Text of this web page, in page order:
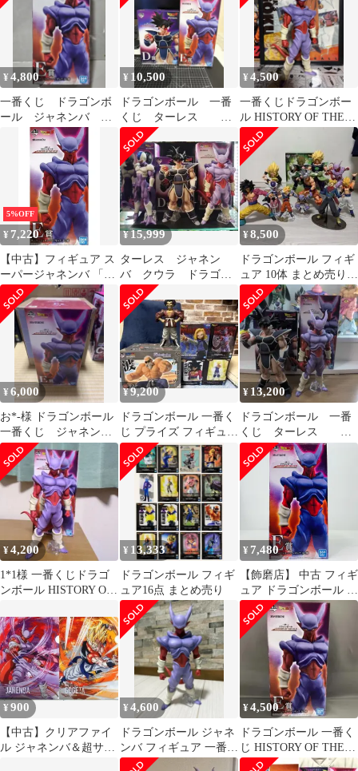
ャネンバ MASTERLISE
フィギュア / DRAGON
BALL BANDAI バンダ
ー ピッコロ大魔王
孫悟空 ゴクウブラッ
ク ジャネンバ サタ
ン クリリン 他
（ME28-4903）
¥4,800
一番くじ ドラゴンボ
ール ジャネンバ フ
ィギュア
¥ 10,500
ドラゴンボール 一番
くじ ターレス D
賞 ジャネンバ E
賞 フィギュア セッ
ト
¥4,500
一番くじドラゴンボー
ル HISTORY OF THE
FILM E賞 ジャネンバ
5%OFF
¥ 7,220
【中古】フィギュア ス
ーパージャネンバ 「一
番くじ ドラゴンボール
HISTORY OF THE
FILM」 E賞 フィギュ
¥15,999
ターレス ジャネン
バ クウラ ドラゴン
ボール 一番くじ C
賞 D賞 E賞
¥8,500
ドラゴンボール フィギ
ュア 10体 まとめ売り
一番くじ 悟空 ブロリー
¥6,000
お*-様 ドラゴンボール
一番くじ ジャネン
バ E賞
¥9,200
ドラゴンボール 一番く
じ プライズ フィギュア
まとめ売り
¥ 13,200
ドラゴンボール 一番
くじ ターレス D
賞 ジャネンバ E
賞 フィギュア セッ
ト
¥4,200
1*1様 一番くじドラゴ
ンボール HISTORY OF
¥ 13,333
ドラゴンボール フィギ
ュア16点 まとめ売り
¥ 7,480
【飾磨店】 中古 フィギ
ュア ドラゴンボール ス
ーパージャネンバ 一番
くじ HISTORY OF THE
FILM 2022年製 E賞
【704】
¥900
【中古】クリアファイ
ル ジャネンバ＆超サイ
¥4,600
ドラゴンボール ジャネ
ンバ フィギュア 一番く
じ オムニバス 劇場版
¥4,500
ドラゴンボール 一番く
じ HISTORY OF THE
FILM ジャネンバ